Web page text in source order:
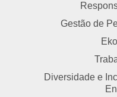
Gestão de
Diversidade e